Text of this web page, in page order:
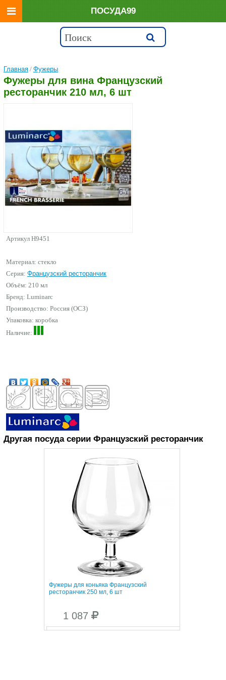
Главная / Фужеры
Фужеры для вина Французский
ресторанчик 210 мл, 6 шт
Артикул H9451
Материал: стекло
Серия: Французский ресторанчик
Объём: 210 мл
Бренд: Luminarc
Производство: Россия (ОСЗ)
Упаковка: коробка
Наличие:
Другая посуда серии Французский ресторанчик
Фужеры для коньяка Французский
ресторанчик 250 мл, 6 шт
1 087
ПОСУДА99